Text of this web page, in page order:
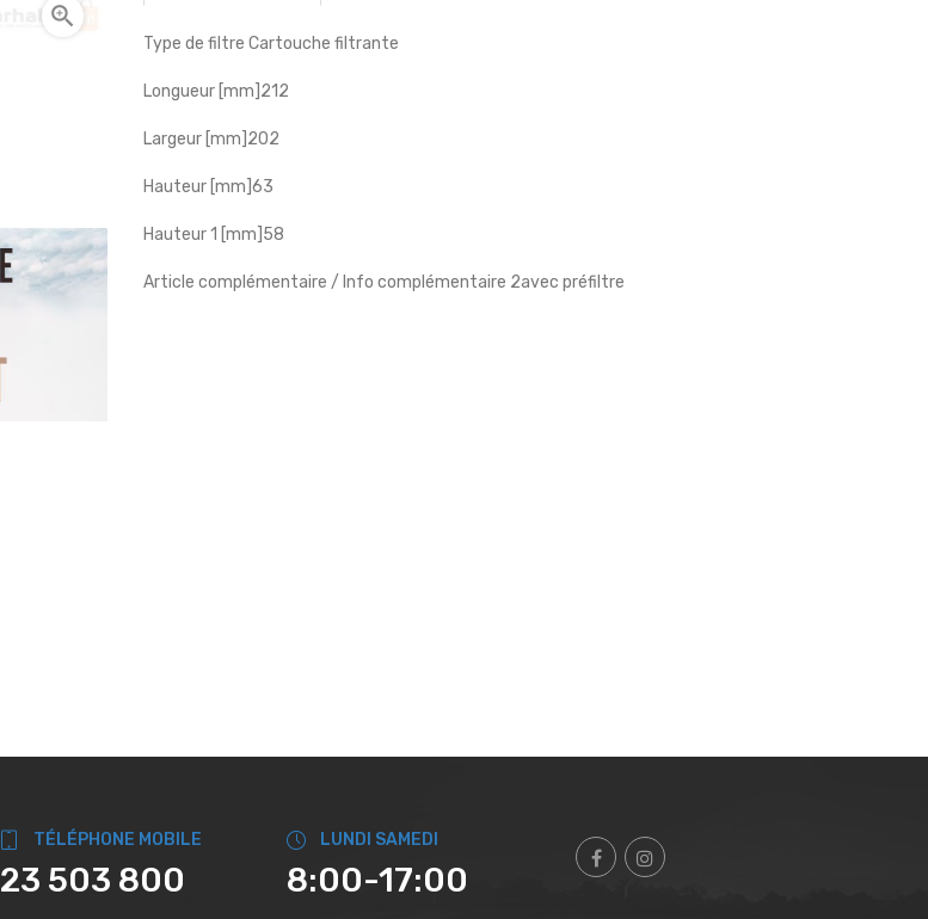

Type de filtre Cartouche filtrante
Longueur [mm] 212
Largeur [mm] 202
Hauteur [mm] 63
Hauteur 1 [mm] 58
Article complémentaire / Info complémentaire 2avec préfiltre
TÉLÉPHONE MOBILE
23 503 800
LUNDI SAMEDI
8:00-17:00